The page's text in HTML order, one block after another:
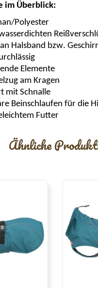
im Überblick:
Polyester
Halsband bzw. Geschirr
Elemente
am Kragen
mit Schnalle
Beinschlaufen für die
Futter
Ähnliche